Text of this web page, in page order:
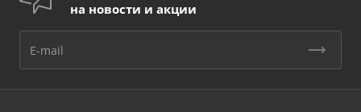
на новости и акции